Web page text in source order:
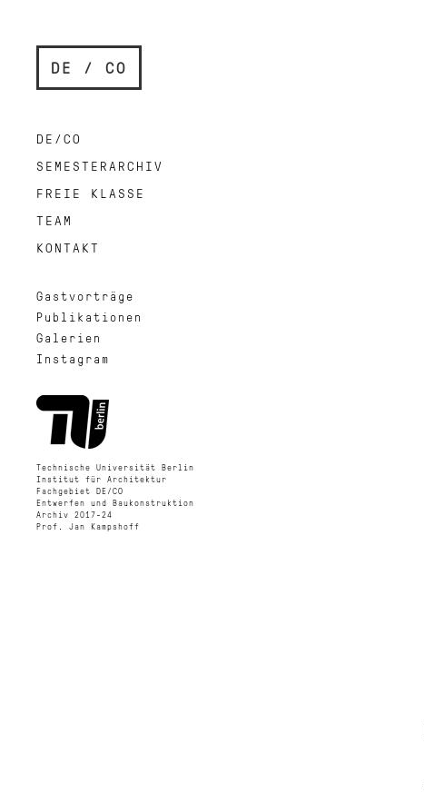
DE / CO
DE/CO
SEMESTERARCHIV
FREIE KLASSE
TEAM
KONTAKT
Gastvorträge
Publikationen
Galerien
Instagram
Technische Universität Berlin
Institut für Architektur
Fachgebiet DE/CO
Entwerfen und Baukonstruktion
Archiv 2017-24
Prof. Jan Kampshoff